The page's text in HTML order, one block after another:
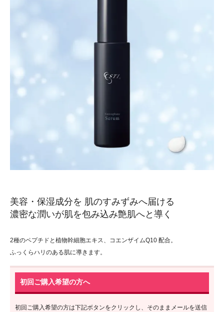
美容・保湿成分を 肌のすみずみへ届ける
濃密な潤いが肌を包み込み艶肌へと導く
2種のペプチドと植物幹細胞エキス、コエンザイムQ10 配合。
ふっくらハリのある肌に導きます。
初回ご購入希望の方へ
初回ご購入希望の方は下記ボタンをクリックし、そのままメールを送信